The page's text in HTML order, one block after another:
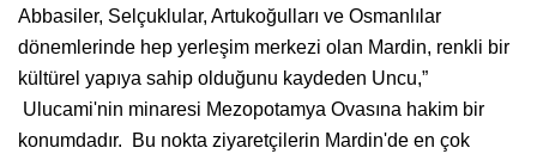
Abbasiler, Selçuklular, Artukoğulları ve Osmanlılar
dönemlerinde hep yerleşim merkezi olan Mardin, renkli bir
kültürel yapıya sahip olduğunu kaydeden Uncu,”
Ulucami'nin minaresi Mezopotamya Ovasına hakim bir
konumdadır. Bu nokta ziyaretçilerin Mardin'de en çok